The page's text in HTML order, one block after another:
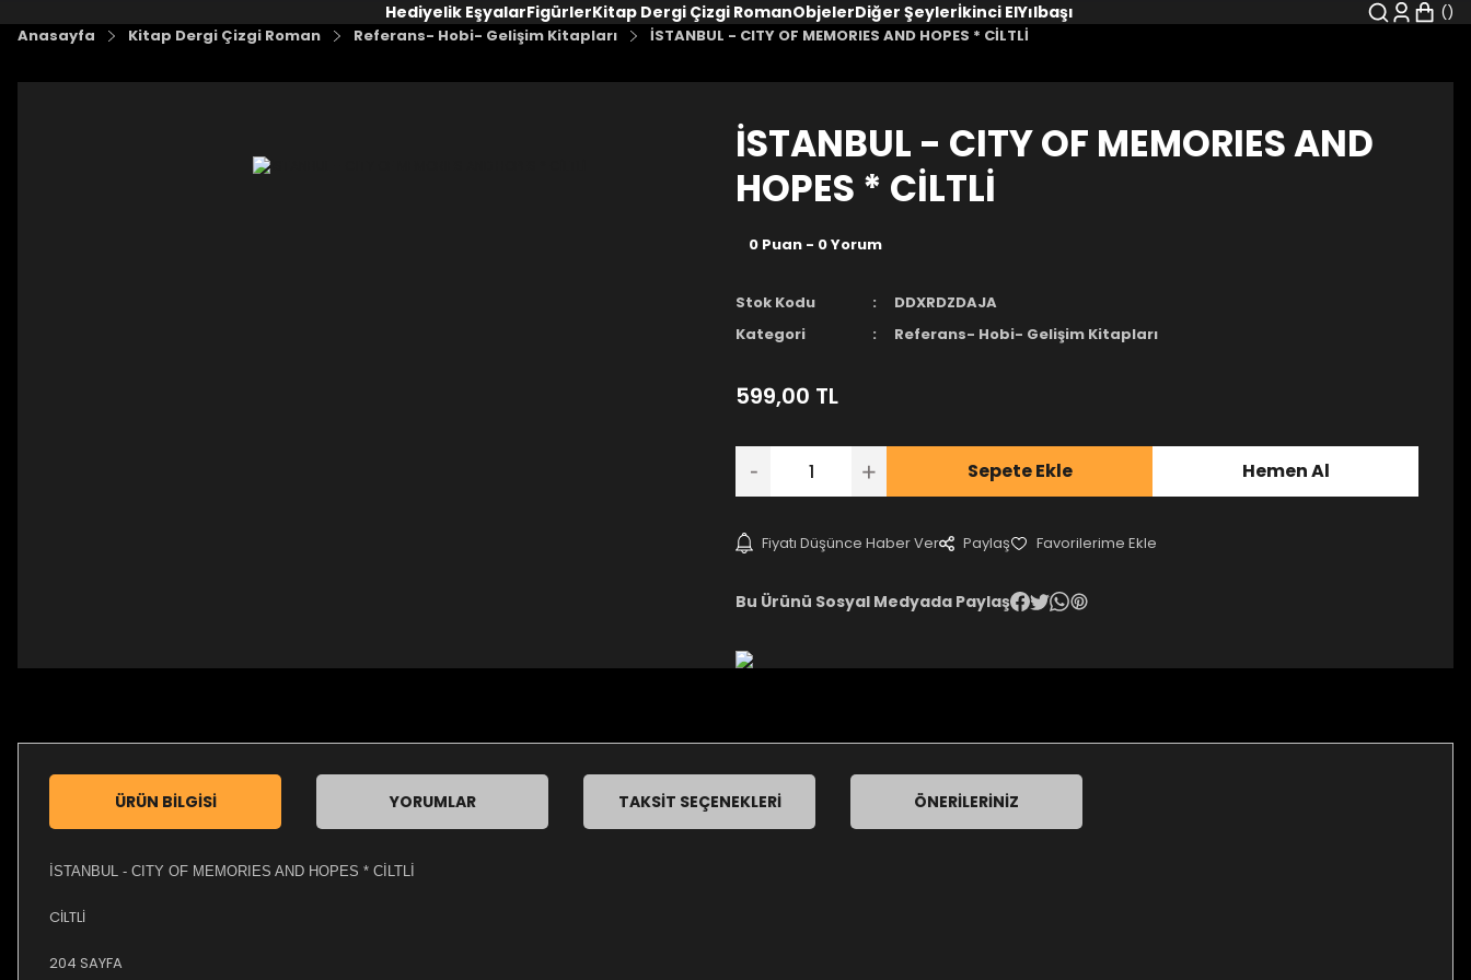
Hediyelik EşyalarFigürlerKitap Dergi Çizgi RomanObjelerDiğer Şeylerİkinci ElYılbaşı
Anasayfa Kitap Dergi Çizgi Roman Referans- Hobi- Gelişim Kitapları İSTANBUL - CITY OF MEMORIES AND HOPES * CİLTLİ
İSTANBUL - CITY OF MEMORIES AND
HOPES * CİLTLİ
0 Puan - 0 Yorum
Stok Kodu
DDXRDZDAJA
Kategori
Referans- Hobi- Gelişim Kitapları
599,00 TL
Sepete Ekle Hemen Al
Fiyatı Düşünce Haber Ver Paylaş
Bu Ürünü Sosyal Medyada Paylaş
ÜRÜN BILGISI YORUMLAR TAKSIT SEÇENEKLERI ÖNERILERINIZ
İSTANBUL - CITY OF MEMORIES AND HOPES * CİLTLİ
CİLTLİ
204 SAYFA